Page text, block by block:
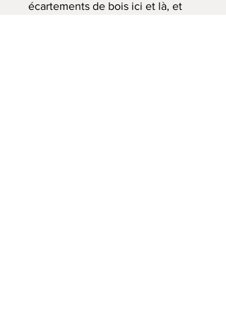
écartements de bois ici et là, et